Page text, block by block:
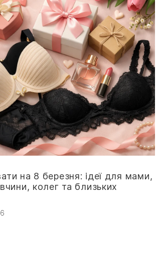
на 8 березня: ідеї для мами,
колег та близьких